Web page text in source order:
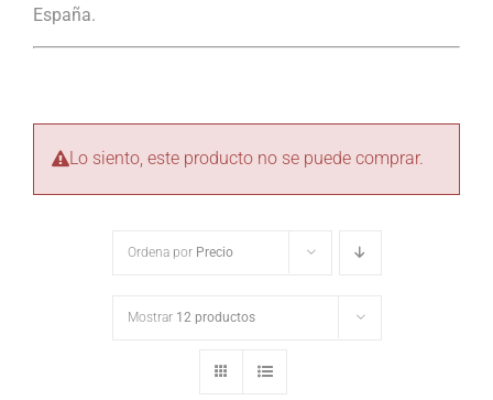
España.
Lo siento, este producto no se puede comprar.
Ordena por Precio
Mostrar 12 productos